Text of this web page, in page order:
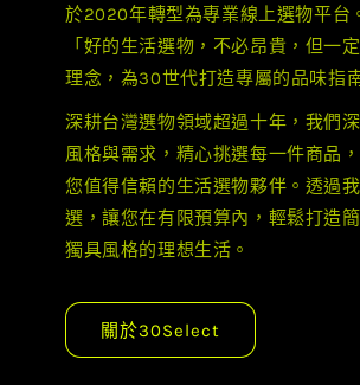
於2020年轉型為專業線上選物平台
「好的生活選物，不必昂貴，但一
理念，為30世代打造專屬的品味指
深耕台灣選物領域超過十年，我們
風格與需求，精心挑選每一件商品
您值得信賴的生活選物夥伴。透過
選，讓您在有限預算內，輕鬆打造
獨具風格的理想生活。
關於30Select